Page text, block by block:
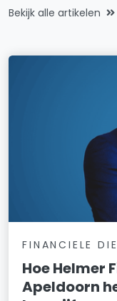
Bekijk alle artikelen
FINANCIELE
Hoe Helmer
Apeldoorn